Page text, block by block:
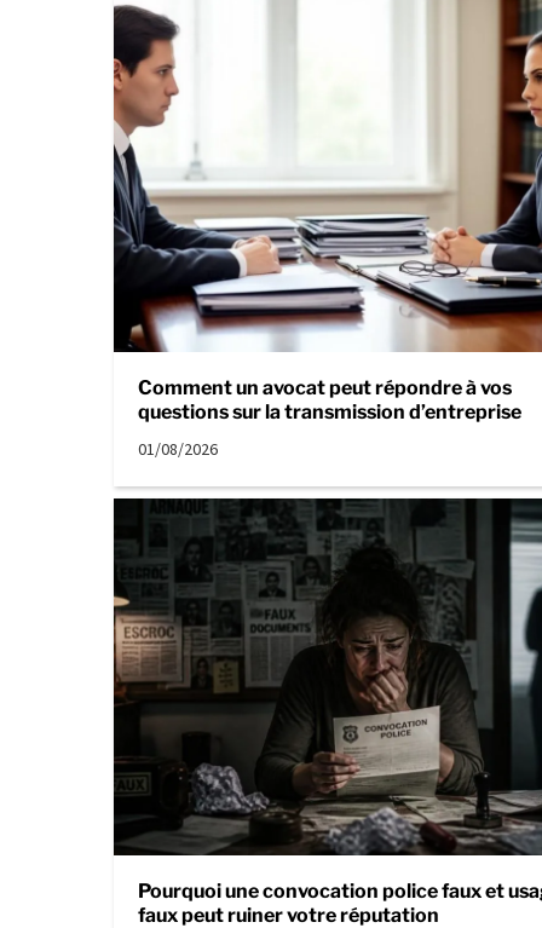
Comment un avocat peut répondre à vos
questions sur la transmission d’entreprise
01/08/2026
Pourquoi une convocation police faux et
faux peut ruiner votre réputation